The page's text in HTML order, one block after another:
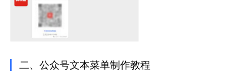
二、公众号文本菜单制作教程